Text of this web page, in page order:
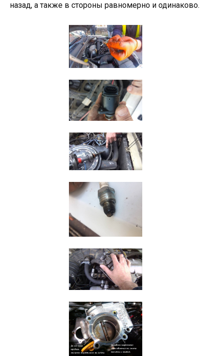
назад, а также в стороны равномерно и одинаково.